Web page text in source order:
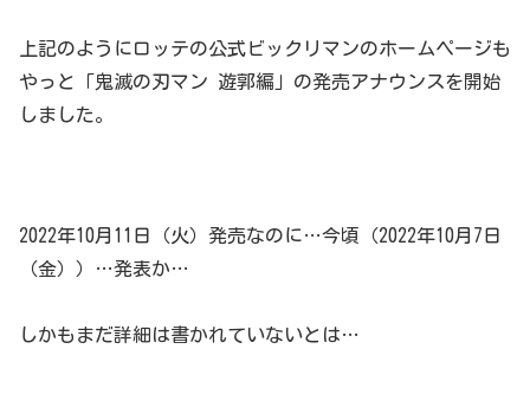
上記のようにロッテの公式ビックリマンのホームページも
やっと「鬼滅の刃マン 遊郭編」の発売アナウンスを開始
しました。
2022年10月11日（火）発売なのに…今頃（2022年10月7日
（金））…発表か…
しかもまだ詳細は書かれていないとは…